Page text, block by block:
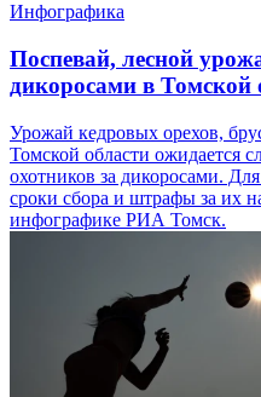
Инфографика
Поспевай, лесной
дикоросами в Томской
Урожай кедровых орехов,
Томской области ожидается
охотников за дикоросами.
сроки сбора и штрафы за их
инфографике РИА Томск.